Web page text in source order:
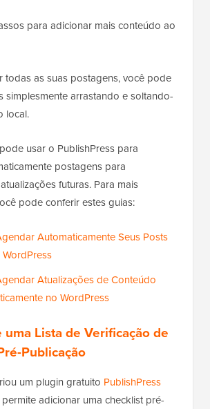
para adicionar mais conteúdo ao
todas as suas postagens, você pode
simplesmente arrastando e soltando-
local.
usar o PublishPress para
postagens para
futuras. Para mais
pode conferir estes guias:
Automaticamente Seus Posts
Atualizações de Conteúdo
no WordPress
Lista de Verificação de
Publicação
um plugin gratuito PublishPress
adicionar uma checklist pré-